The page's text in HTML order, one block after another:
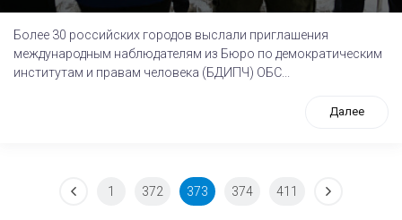
Более 30 российских городов выслали приглашения
международным наблюдателям из Бюро по демократическим
институтам и правам человека (БДИПЧ) ОБС...
Далее
1 372 373 374 411